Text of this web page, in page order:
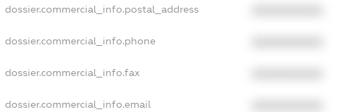
dossier.commercial_info.postal_address
dossier.commercial_info.phone
dossier.commercial_info.fax
dossier.commercial_info.email